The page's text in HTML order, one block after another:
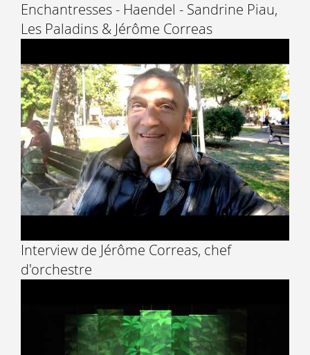
Enchantresses - Haendel - Sandrine Piau,
Les Paladins & Jérôme Correas
Interview de Jérôme Correas, chef
d'orchestre